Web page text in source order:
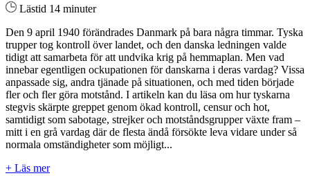
Lästid 14 minuter
Den 9 april 1940 förändrades Danmark på bara några timmar. Tyska
trupper tog kontroll över landet, och den danska ledningen valde
tidigt att samarbeta för att undvika krig på hemmaplan. Men vad
innebar egentligen ockupationen för danskarna i deras vardag? Vissa
anpassade sig, andra tjänade på situationen, och med tiden började
fler och fler göra motstånd. I artikeln kan du läsa om hur tyskarna
stegvis skärpte greppet genom ökad kontroll, censur och hot,
samtidigt som sabotage, strejker och motståndsgrupper växte fram –
mitt i en grå vardag där de flesta ändå försökte leva vidare under så
normala omständigheter som möjligt...
+ Läs mer